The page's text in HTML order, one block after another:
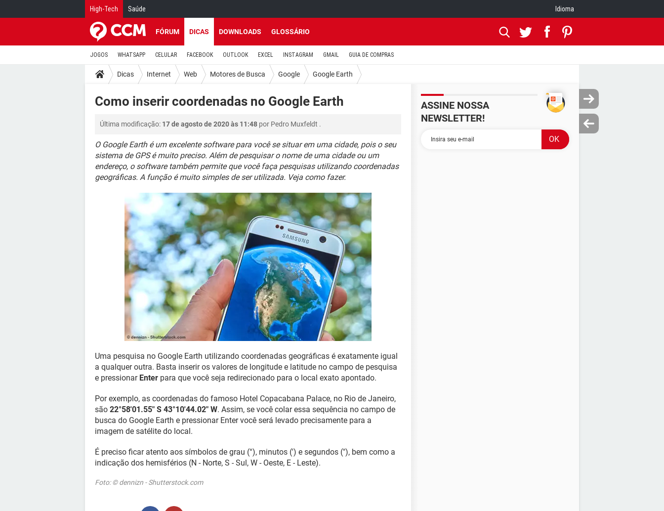
High-Tech Saúde Idioma
FÓRUM DICAS DOWNLOADS GLOSSÁRIO
JOGOS WHATSAPP CELULAR FACEBOOK OUTLOOK EXCEL INSTAGRAM GMAIL GUIA DE COMPRAS
Dicas Internet Web Motores de Busca Google Google Earth
Como inserir coordenadas no Google Earth
Última modificação: 17 de agosto de 2020 às 11:48 por Pedro Muxfeldt .
O Google Earth é um excelente software para você se situar em uma cidade, pois o seu
sistema de GPS é muito preciso. Além de pesquisar o nome de uma cidade ou um
endereço, o software também permite que você faça pesquisas utilizando coordenadas
geográficas. A função é muito simples de ser utilizada. Veja como fazer.
Uma pesquisa no Google Earth utilizando coordenadas geográficas é exatamente igual
a qualquer outra. Basta inserir os valores de longitude e latitude no campo de pesquisa
e pressionar Enter para que você seja redirecionado para o local exato apontado.
Por exemplo, as coordenadas do famoso Hotel Copacabana Palace, no Rio de Janeiro,
são 22°58'01.55" S 43°10'44.02" W. Assim, se você colar essa sequência no campo de
busca do Google Earth e pressionar Enter você será levado precisamente para a
imagem de satélite do local.
É preciso ficar atento aos símbolos de grau (°), minutos (') e segundos ("), bem como a
indicação dos hemisférios (N - Norte, S - Sul, W - Oeste, E - Leste).
Foto: © dennizn - Shutterstock.com
ASSINE NOSSA
NEWSLETTER!